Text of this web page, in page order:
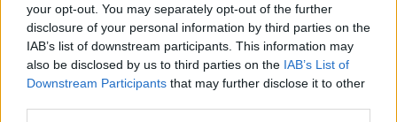
your opt-out. You may separately opt-out of the further
disclosure of your personal information by third parties on the
IAB’s list of downstream participants. This information may
also be disclosed by us to third parties on the IAB’s List of
Downstream Participants that may further disclose it to other